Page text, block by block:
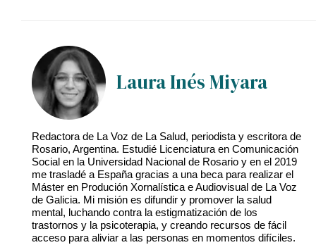
Laura Inés Miyara
Redactora de La Voz de La Salud, periodista y escritora de
Rosario, Argentina. Estudié Licenciatura en Comunicación
Social en la Universidad Nacional de Rosario y en el 2019
me trasladé a España gracias a una beca para realizar el
Máster en Produción Xornalística e Audiovisual de La Voz
de Galicia. Mi misión es difundir y promover la salud
mental, luchando contra la estigmatización de los
trastornos y la psicoterapia, y creando recursos de fácil
acceso para aliviar a las personas en momentos difíciles.